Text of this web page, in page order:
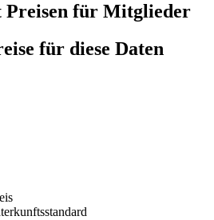
Preisen für Mitglieder
für diese Daten